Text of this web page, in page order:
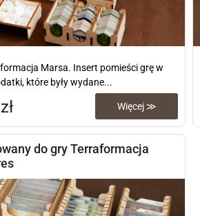
Marsa. Insert pomieści grę w
które były wydane...
Więcej ≫
do gry Terraformacja